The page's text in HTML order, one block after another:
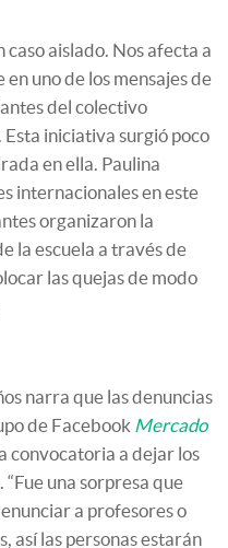
caso aislado. Nos afecta a
en uno de los mensajes de
del colectivo
iniciativa surgió poco
en ella. Paulina
internacionales en este
organizaron la
la escuela a través de
las quejas de modo
narra que las denuncias
de Facebook Mercado
convocatoria a dejar los
una sorpresa que
a profesores o
así las personas estarán